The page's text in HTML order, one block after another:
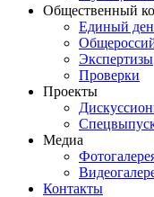
Общественный
Единый
Экспертизы
Проверки
Проекты
Медиа
Контакты